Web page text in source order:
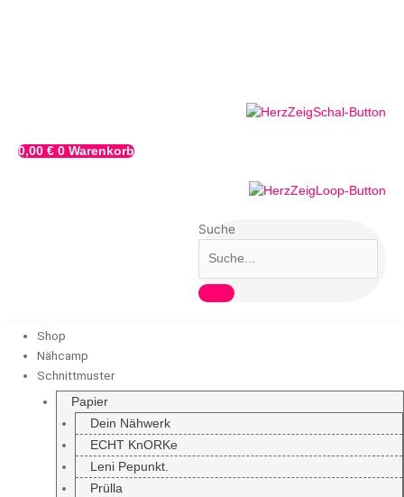
0,00 € 0 Warenkorb
Suche
Shop
Nähcamp
Schnittmuster
Papier
Dein Nähwerk
ECHT KnORKe
Leni Pepunkt.
Prülla
Menge